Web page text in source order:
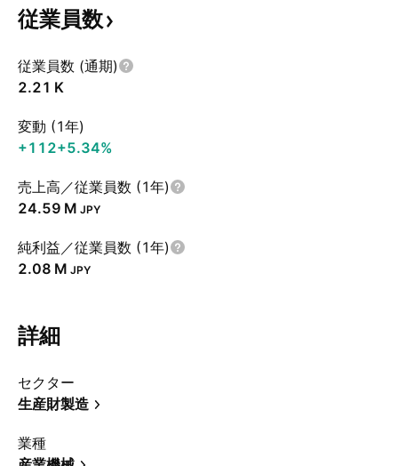
従業員数
従業員数 (通期)
‪2.21 K‬
変動 (1年)
+112+5.34%
売上高／従業員数 (1年)
‪24.59 M‬ JPY
純利益／従業員数 (1年)
‪2.08 M‬ JPY
詳細
セクター
生産財製造
業種